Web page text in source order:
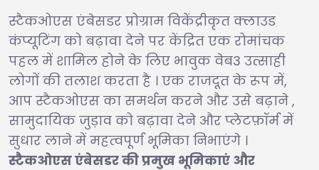
स्टैकओएस एंबेसडर प्रोग्राम विकेंद्रीकृत क्लाउड
कंप्यूटिंग को बढ़ावा देने पर केंद्रित एक रोमांचक
पहल में शामिल होने के लिए भावुक वेब3 उत्साही
लोगों की तलाश करता है । एक राजदूत के रूप में,
आप स्टैकओएस का समर्थन करने और उसे बढ़ाने ,
सामुदायिक जुड़ाव को बढ़ावा देने और प्लेटफ़ॉर्म में
सुधार लाने में महत्वपूर्ण भूमिका निभाएंगे ।
स्टैकओएस एंबेसडर की प्रमुख भूमिकाएं और